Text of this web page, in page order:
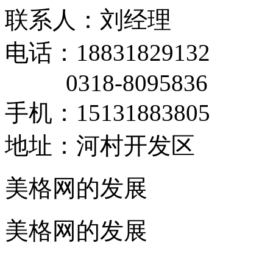
联系人：刘经理
电话：18831829132
0318-8095836
手机：15131883805
地址：河村开发区
美格网的发展
美格网的发展